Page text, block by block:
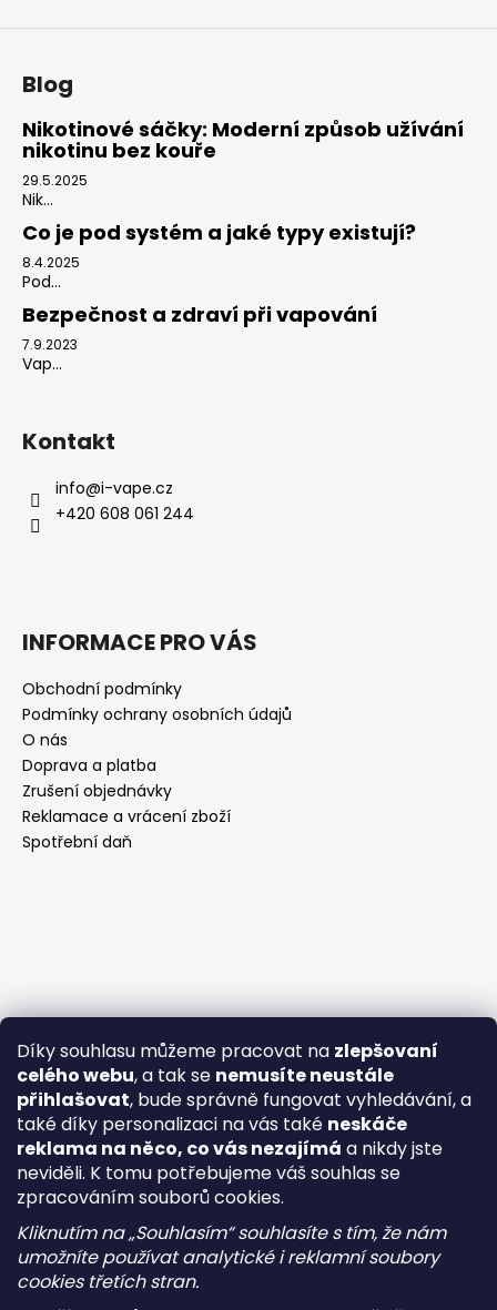
Díky souhlasu můžeme pracovat na zlepšovaní
celého webu, a tak se nemusíte neustále
přihlašovat, bude správně fungovat vyhledávání, a
také díky personalizaci na vás také neskáče
reklama na něco, co vás nezajímá a nikdy jste
neviděli. K tomu potřebujeme váš souhlas se
zpracováním souborů cookies.
Kliknutím na „Souhlasím“ souhlasíte s tím, že nám
umožníte používat analytické i reklamní soubory
cookies třetích stran.
Blog
Nikotinové sáčky: Moderní způsob užívání
nikotinu bez kouře
29.5.2025
Nik...
Co je pod systém a jaké typy existují?
8.4.2025
Pod...
Bezpečnost a zdraví při vapování
7.9.2023
Vap...
Kontakt
info@i-vape.cz
+420 608 061 244
INFORMACE PRO VÁS
Obchodní podmínky
Podmínky ochrany osobních údajů
O nás
Doprava a platba
Zrušení objednávky
Reklamace a vrácení zboží
Spotřební daň